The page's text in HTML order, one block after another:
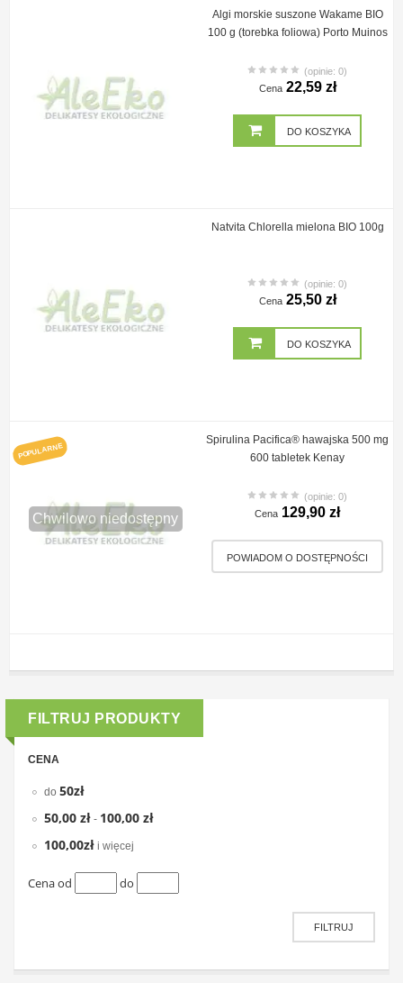
Algi morskie suszone Wakame BIO
100 g (torebka foliowa) Porto Muinos
(opinie: 0)
Cena 22,59 zł
DO KOSZYKA
Natvita Chlorella mielona BIO 100g
(opinie: 0)
Cena 25,50 zł
DO KOSZYKA
Chwilowo niedostępny
POPULARNE
Spirulina Pacifica® hawajska 500 mg
600 tabletek Kenay
(opinie: 0)
Cena 129,90 zł
FILTRUJ PRODUKTY
CENA
do 50zł
50,00 zł - 100,00 zł
100,00zł i więcej
Cena od do
FILTRUJ